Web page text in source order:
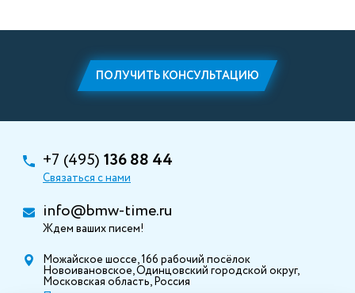
ПОЛУЧИТЬ КОНСУЛЬТАЦИЮ
+7 (495) 136 88 44
Связаться с нами
info@bmw-time.ru
Ждем ваших писем!
Можайское шоссе, 166 рабочий посёлок
Новоивановское, Одинцовский городской округ,
Московская область, Россия